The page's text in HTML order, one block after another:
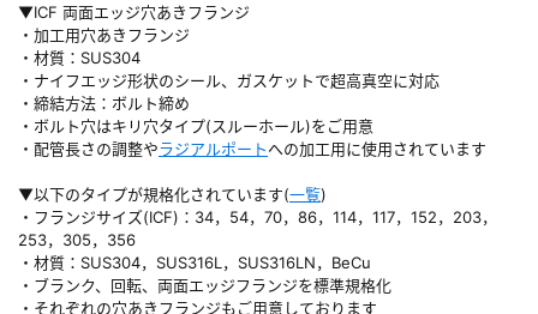
▼ICF 両面エッジ穴あきフランジ
・加工用穴あきフランジ
・材質：SUS304
・ナイフエッジ形状のシール、ガスケットで超高真空に対応
・締結方法：ボルト締め
・ボルト穴はキリ穴タイプ(スルーホール)をご用意
・配管長さの調整やラジアルポートへの加工用に使用されています
▼以下のタイプが規格化されています(一覧)
・フランジサイズ(ICF)：34，54，70，86，114，117，152，203，
253，305，356
・材質：SUS304，SUS316L，SUS316LN，BeCu
・ブランク、回転、両面エッジフランジを標準規格化
・それぞれの穴あきフランジもご用意しております